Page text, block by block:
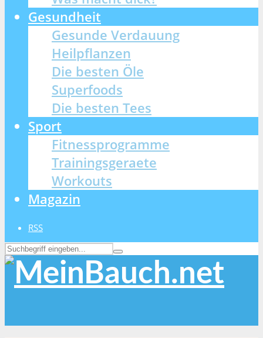
Gesundheit
Gesunde Verdauung
Heilpflanzen
Die besten Öle
Superfoods
Die besten Tees
Sport
Fitnessprogramme
Trainingsgeraete
Workouts
Magazin
RSS